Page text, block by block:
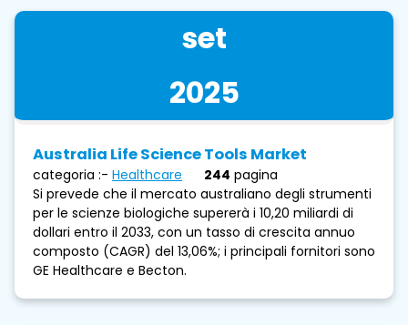
set
2025
Australia Life Science Tools Market
categoria :- Healthcare 244 pagina
Si prevede che il mercato australiano degli strumenti
per le scienze biologiche supererà i 10,20 miliardi di
dollari entro il 2033, con un tasso di crescita annuo
composto (CAGR) del 13,06%; i principali fornitori sono
GE Healthcare e Becton.